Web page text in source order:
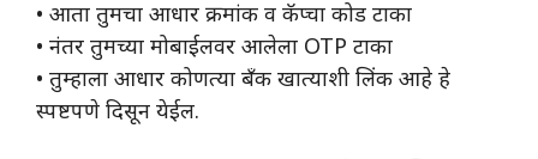
• आता तुमचा आधार क्रमांक व कॅप्चा कोड टाका
• नंतर तुमच्या मोबाईलवर आलेला OTP टाका
• तुम्हाला आधार कोणत्या बँक खात्याशी लिंक आहे हे
स्पष्टपणे दिसून येईल.